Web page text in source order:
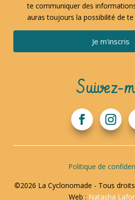
te communiquer des
auras toujours la possibilité de te
Je m'inscris
Suivez-
Politique de
©2026 La Cyclonomade - Tous
Web : Natasha